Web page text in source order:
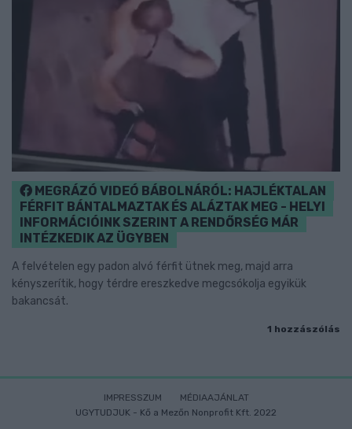
MEGRÁZÓ VIDEÓ BÁBOLNÁRÓL: HAJLÉKTALAN
FÉRFIT BÁNTALMAZTAK ÉS ALÁZTAK MEG - HELYI
INFORMÁCIÓINK SZERINT A RENDŐRSÉG MÁR
INTÉZKEDIK AZ ÜGYBEN
A felvételen egy padon alvó férfit ütnek meg, majd arra
kényszerítik, hogy térdre ereszkedve megcsókolja egyikük
bakancsát.
1 hozzászólás
IMPRESSZUM
MÉDIAAJÁNLAT
UGYTUDJUK - Kő a Mezőn Nonprofit Kft. 2022